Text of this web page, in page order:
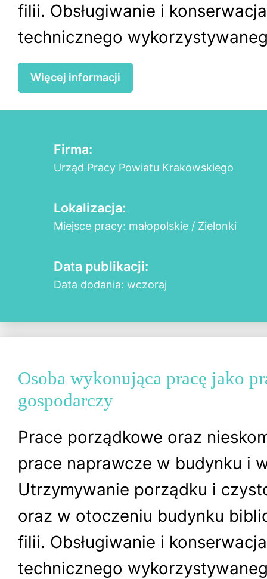
filii. Obsługiwanie i
technicznego
Więcej informacji
Firma:
Urząd Pracy Powiatu Krakowskiego
Lokalizacja:
Miejsce pracy: małopolskie / Zielonki
Data publikacji:
Data dodania: wczoraj
Osoba wykonująca pracę jako
gospodarczy
Prace porządkowe oraz
prace naprawcze w budynku i
Utrzymywanie porządku i
oraz w otoczeniu budynku
filii. Obsługiwanie i
technicznego